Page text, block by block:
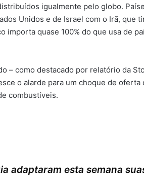
igualmente pelo globo.
Unidos e de Israel com o Irã, que
importa quase 100% do que usa de
– como destacado por relatório da
o alarde para um choque de oferta
combustíveis.
adaptaram esta semana